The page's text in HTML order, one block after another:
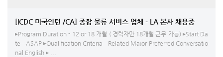
[ICDC 미국인턴 /CA] 종합 물류 서비스 업체 - LA 본사 채용중
▸Program Duration - 12 or 18 개월 ( 경력자만 18개월 근무 가능) ▸Start Da
te - ASAP ▸Qualification Criteria - Related Major Preferred Conversatio
nal English ▸ ...